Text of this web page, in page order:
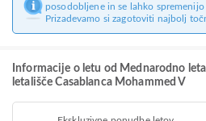
posodobljene in se lahko
Prizadevamo si zagotoviti najbolj
Informacije o letu od Mednarodno
letališče Casablanca Mohammed V